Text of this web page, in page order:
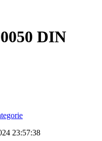
DIN
23:57:38